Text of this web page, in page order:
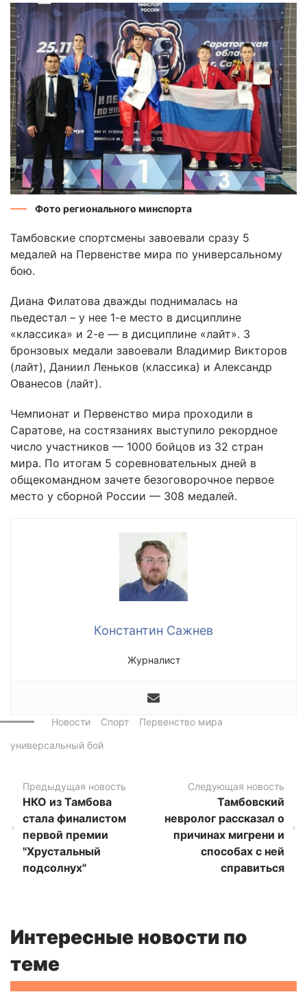
Фото регионального минспорта
Тамбовские спортсмены завоевали сразу 5
медалей на Первенстве мира по универсальному
бою.
Диана Филатова дважды поднималась на
пьедестал – у нее 1-е место в дисциплине
«классика» и 2-е — в дисциплине «лайт». 3
бронзовых медали завоевали Владимир Викторов
(лайт), Даниил Леньков (классика) и Александр
Ованесов (лайт).
Чемпионат и Первенство мира проходили в
Саратове, на состязаниях выступило рекордное
число участников — 1000 бойцов из 32 стран
мира. По итогам 5 соревновательных дней в
общекомандном зачете безоговорочное первое
место у сборной России — 308 медалей.
Константин Сажнев
Журналист
Новости Спорт
Первенство мира
универсальный бой
Предыдущая новость
НКО из Тамбова
стала финалистом
первой премии
"Хрустальный
подсолнух"
Следующая новость
Тамбовский
невролог рассказал о
причинах мигрени и
способах с ней
справиться
Интересные новости по
теме